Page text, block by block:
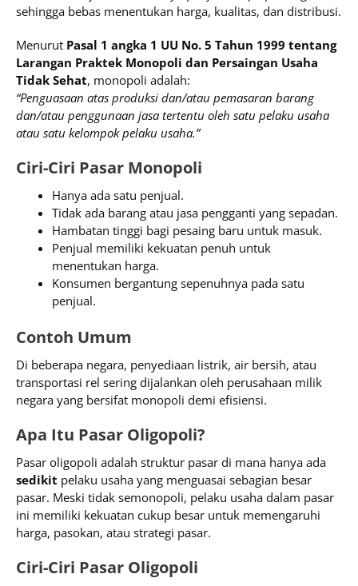
sehingga bebas menentukan harga, kualitas, dan distribusi.
Menurut Pasal 1 angka 1 UU No. 5 Tahun 1999 tentang
Larangan Praktek Monopoli dan Persaingan Usaha
Tidak Sehat, monopoli adalah:
“Penguasaan atas produksi dan/atau pemasaran barang
dan/atau penggunaan jasa tertentu oleh satu pelaku usaha
atau satu kelompok pelaku usaha.”
Ciri-Ciri Pasar Monopoli
Hanya ada satu penjual.
Tidak ada barang atau jasa pengganti yang sepadan.
Hambatan tinggi bagi pesaing baru untuk masuk.
Penjual memiliki kekuatan penuh untuk
menentukan harga.
Konsumen bergantung sepenuhnya pada satu
penjual.
Contoh Umum
Di beberapa negara, penyediaan listrik, air bersih, atau
transportasi rel sering dijalankan oleh perusahaan milik
negara yang bersifat monopoli demi efisiensi.
Apa Itu Pasar Oligopoli?
Pasar oligopoli adalah struktur pasar di mana hanya ada
sedikit pelaku usaha yang menguasai sebagian besar
pasar. Meski tidak semonopoli, pelaku usaha dalam pasar
ini memiliki kekuatan cukup besar untuk memengaruhi
harga, pasokan, atau strategi pasar.
Ciri-Ciri Pasar Oligopoli